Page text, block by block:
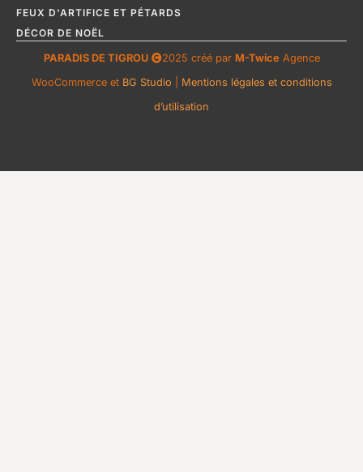
FEUX D'ARTIFICE ET PÉTARDS
DÉCOR DE NOËL
PARADIS DE TIGROU 2025 créé par M-Twice Agence
WooCommerce et BG Studio
Mentions légales et conditions
d’utilisation